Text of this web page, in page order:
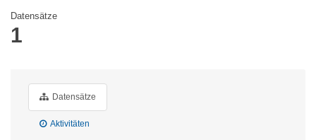
Datensätze
1
Datensätze
Aktivitäten